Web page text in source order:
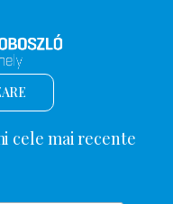
cele mai recente